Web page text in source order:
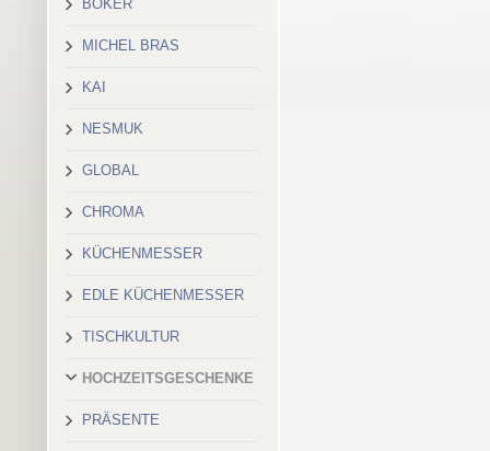
BÖKER
MICHEL BRAS
KAI
NESMUK
GLOBAL
CHROMA
KÜCHENMESSER
EDLE KÜCHENMESSER
TISCHKULTUR
HOCHZEITSGESCHENKE
PRÄSENTE